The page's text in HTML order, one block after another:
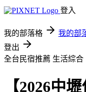
登入
我的部落格 我的部
登出
全台民宿推薦 生活綜合
【2026中